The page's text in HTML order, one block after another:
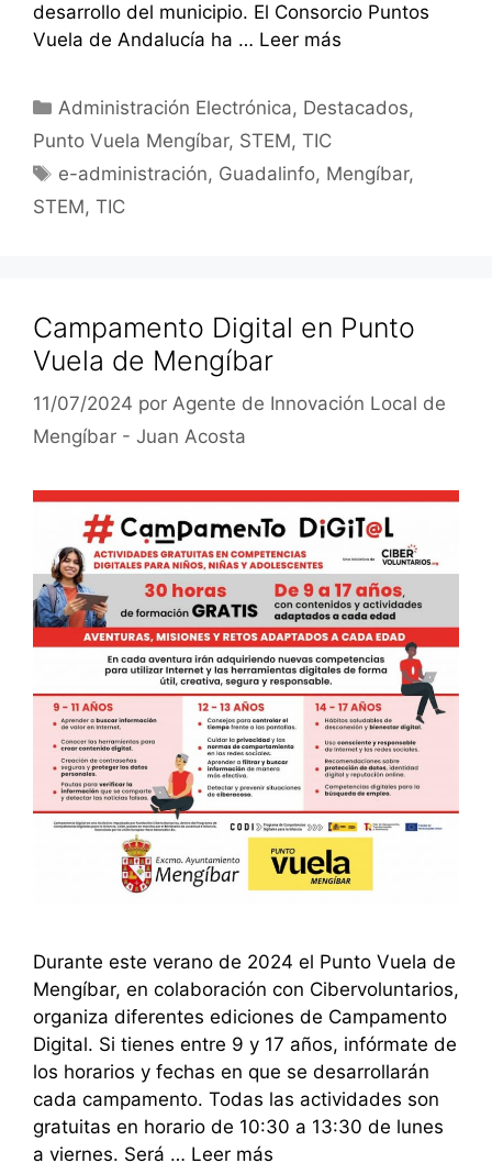
desarrollo del municipio. El Consorcio Puntos
Vuela de Andalucía ha … Leer más
Categorías
Administración Electrónica, Destacados,
Punto Vuela Mengíbar, STEM, TIC
Etiquetas
e-administración, Guadalinfo, Mengíbar,
STEM, TIC
Campamento Digital en Punto
Vuela de Mengíbar
11/07/2024 por Agente de Innovación Local de
Mengíbar - Juan Acosta
Durante este verano de 2024 el Punto Vuela de
Mengíbar, en colaboración con Cibervoluntarios,
organiza diferentes ediciones de Campamento
Digital. Si tienes entre 9 y 17 años, infórmate de
los horarios y fechas en que se desarrollarán
cada campamento. Todas las actividades son
gratuitas en horario de 10:30 a 13:30 de lunes
a viernes. Será … Leer más